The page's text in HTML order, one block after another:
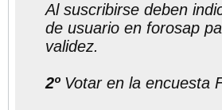
Al suscribirse deben
de usuario en forosap
validez.
2ºVotar en la encuesta